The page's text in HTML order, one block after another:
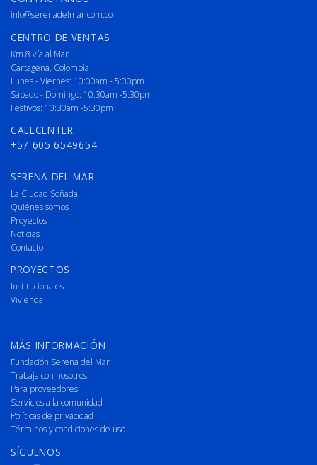
info@serenadelmar.com.co
CENTRO DE VENTAS
Km 8 vía al Mar
Cartagena, Colombia
Lunes - Viernes: 10:00am - 5:00pm
Sábado - Domingo: 10:30am -5:30pm
Festivos: 10:30am -5:30pm
CALLCENTER
+57 605 6549654
SERENA DEL MAR
La Ciudad Soñada
Quiénes somos
Proyectos
Noticias
Contacto
PROYECTOS
Institucionales
Vivienda
MÁS INFORMACIÓN
Fundación Serena del Mar
Trabaja con nosotros
Para proveedores
Servicios a la comunidad
Políticas de privacidad
Términos y condiciones de uso
SÍGUENOS